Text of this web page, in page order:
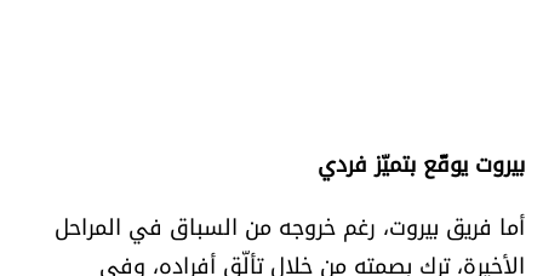
شروط الإشتراك
Digital solutions by
بيروت يوقّع بتميّز فردي
أما فريق بيروت، رغم خروجه من السباق في المراحل
الأخيرة، ترك بصمته من خلال تألّق أفراده، وفي